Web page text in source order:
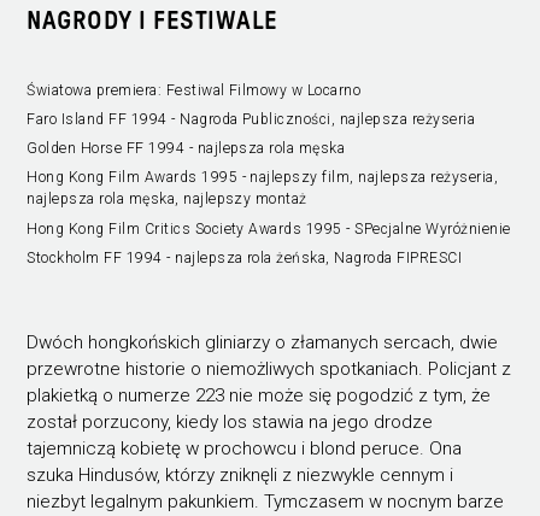
NAGRODY I FESTIWALE
Światowa premiera: Festiwal Filmowy w Locarno
Faro Island FF 1994 - Nagroda Publiczności, najlepsza reżyseria
Golden Horse FF 1994 - najlepsza rola męska
Hong Kong Film Awards 1995 - najlepszy film, najlepsza reżyseria,
najlepsza rola męska, najlepszy montaż
Hong Kong Film Critics Society Awards 1995 - SPecjalne Wyróżnienie
Stockholm FF 1994 - najlepsza rola żeńska, Nagroda FIPRESCI
Dwóch hongkońskich gliniarzy o złamanych sercach, dwie
przewrotne historie o niemożliwych spotkaniach. Policjant z
plakietką o numerze 223 nie może się pogodzić z tym, że
został porzucony, kiedy los stawia na jego drodze
tajemniczą kobietę w prochowcu i blond peruce. Ona
szuka Hindusów, którzy zniknęli z niezwykle cennym i
niezbyt legalnym pakunkiem. Tymczasem w nocnym barze